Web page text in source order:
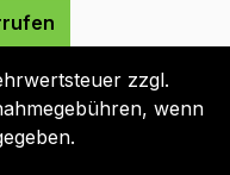
zzgl.
wenn